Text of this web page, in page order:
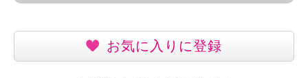
お気に入りに登録